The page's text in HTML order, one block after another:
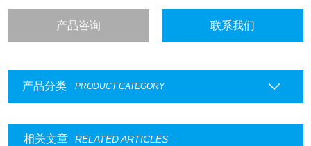
产品咨询 联系我们
产品分类 PRODUCT CATEGORY
相关文章 RELATED ARTICLES